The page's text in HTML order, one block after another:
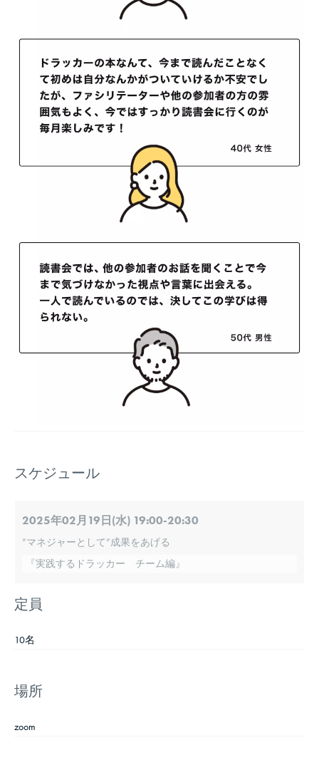
スケジュール
2025年02月19日(水) 19:00-20:30
”マネジャーとして”成果をあげる
『実践するドラッカー チーム編』
定員
10名
場所
zoom